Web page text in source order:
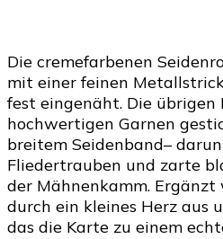
Die cremefarbenen
mit einer feinen
fest eingenäht. Die übrigen
hochwertigen Garnen
breitem Seidenband–
Fliedertrauben und zarte
der Mähnenkamm.
durch ein kleines Herz aus
das die Karte zu einem